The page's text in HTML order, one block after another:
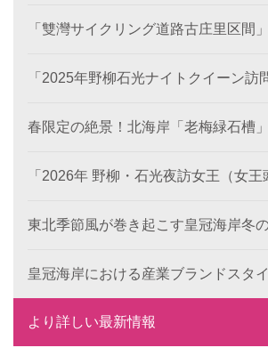
「雙灣サイクリング道路古庄里区間
「2025年野柳石光ナイトクイーン訪
ワーを照らす
春限定の絶景！北海岸「老梅緑石槽
「2026年 野柳・石光夜訪女王（女
デジタル作品の公募が本日より開始
東北季節風が巻き起こす皇冠海岸冬
皇冠海岸における産業ブランドスタ
果を発揮： 6つの特色ある目玉で、
際競争力を向上
より詳しい最新情報